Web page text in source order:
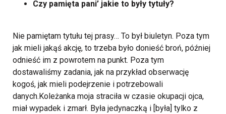
Czy pamięta pani’ jakie to były tytuły?
Nie pamiętam tytułu tej prasy… To był biuletyn. Poza tym
jak mieli jakąś akcję, to trzeba było donieść broń, później
odnieść im z powrotem na punkt. Poza tym
dostawaliśmy zadania, jak na przykład obserwację
kogoś, jak mieli podejrzenie i potrzebowali
danych.Koleżanka moja straciła w czasie okupacji ojca,
miał wypadek i zmarł. Była jedynaczką i [była] tylko z